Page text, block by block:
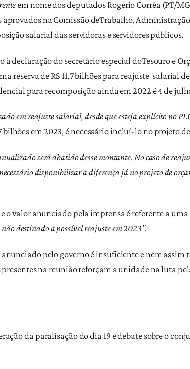
em nome dos deputados Rogério Corrêa (PT/
na Comissão deTrabalho,
salarial das servidoras e servidores públicos.
do secretário especial doTesouro e
reserva de R$ 11,7 bilhões para reajuste salarial
para recomposição ainda em 2022 é 4 de
em reajuste salarial, desde que esteja explícito no
bilhões em 2023, é necessário incluí-lo no projeto
será abatido desse montante. No caso de
disponibilizar a diferença já no projeto de
o valor anunciado pela imprensa é referente a uma
destinado a possível reajuste em 2023”.
pelo governo é insuficiente e nem assim
presentes na reunião reforçam a unidade na luta
da paralisação do dia 19 e debate sobre o